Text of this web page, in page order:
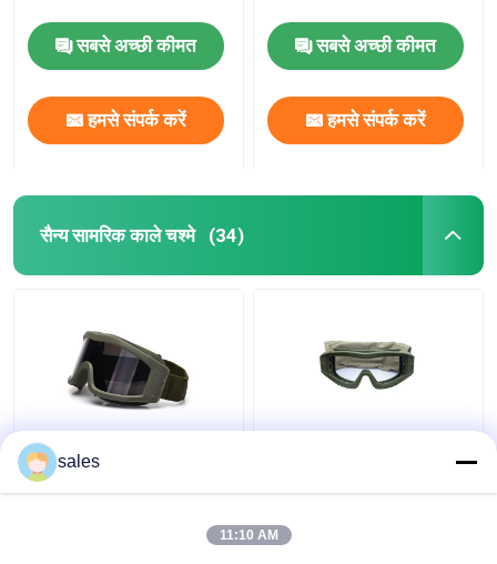
सबसे अच्छी कीमत
हमसे संपर्क करें
सबसे अच्छी कीमत
हमसे संपर्क करें
सैन्य सामरिक काले चश्मे (34)
एंटी फॉग लेन्स मिलिटरी
टैक्टिकल गॉगल्स यूवी
sales
11:10 AM